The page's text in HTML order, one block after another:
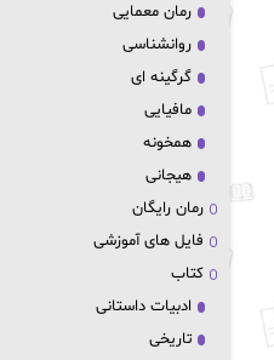
رمان معمایی
روانشناسی
گرگینه ای
مافیایی
همخونه
هیجانی
رمان رایگان
فایل های آموزشی
کتاب
ادبیات داستانی
تاریخی